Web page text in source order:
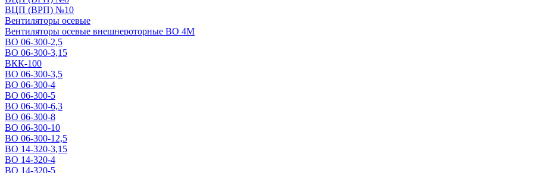
ВЦП (ВРП) №10
Вентиляторы осевые
Вентиляторы осевые внешнероторные ВО 4М
ВО 06-300-2,5
ВО 06-300-3,15
ВКК-100
ВО 06-300-3,5
ВО 06-300-4
ВО 06-300-5
ВО 06-300-6,3
ВО 06-300-8
ВО 06-300-10
ВО 06-300-12,5
ВО 14-320-3,15
ВО 14-320-4
ВО 14-320-5